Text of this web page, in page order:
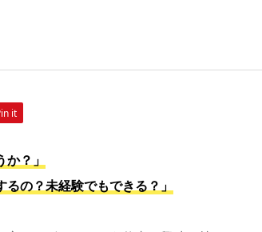
it
？」
の？未経験でもできる？」